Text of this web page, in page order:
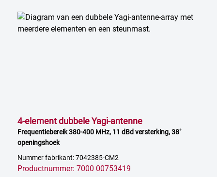
4-element dubbele Yagi-antenne
Frequentiebereik 380-400 MHz, 11 dBd versterking, 38˚
openingshoek
Nummer fabrikant: 7042385-CM2
Productnummer: 7000 00753419